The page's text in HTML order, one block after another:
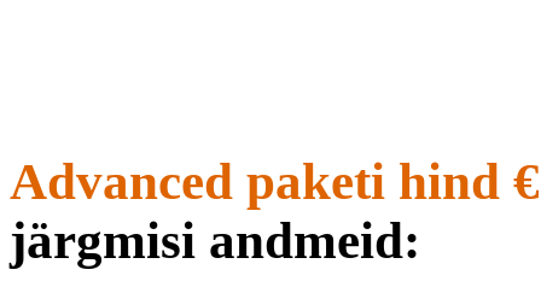
Advanced paketi hind
järgmisi andmeid: